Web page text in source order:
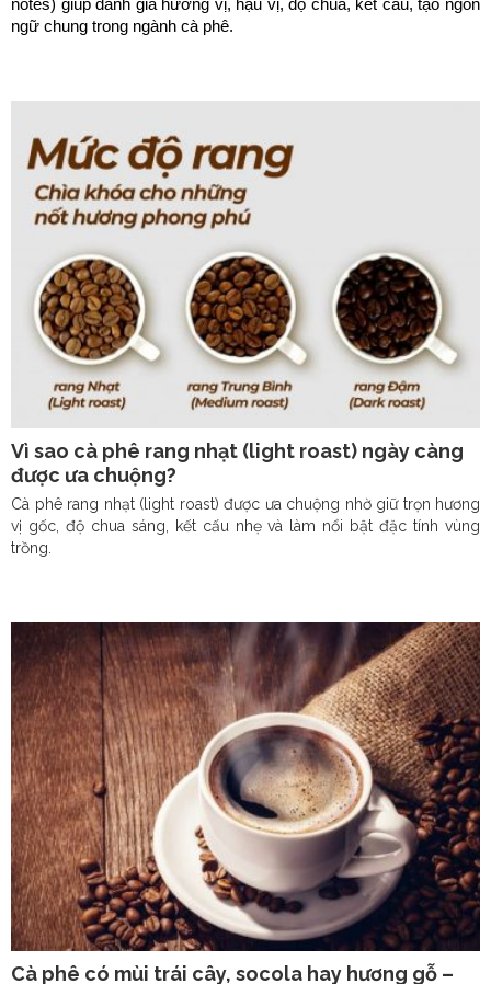
notes) giúp đánh giá hương vị, hậu vị, độ chua, kết cấu, tạo ngôn
ngữ chung trong ngành cà phê.
Vì sao cà phê rang nhạt (light roast) ngày càng
được ưa chuộng?
Cà phê rang nhạt (light roast) được ưa chuộng nhờ giữ trọn hương
vị gốc, độ chua sáng, kết cấu nhẹ và làm nổi bật đặc tính vùng
trồng.
Cà phê có mùi trái cây, socola hay hương gỗ –